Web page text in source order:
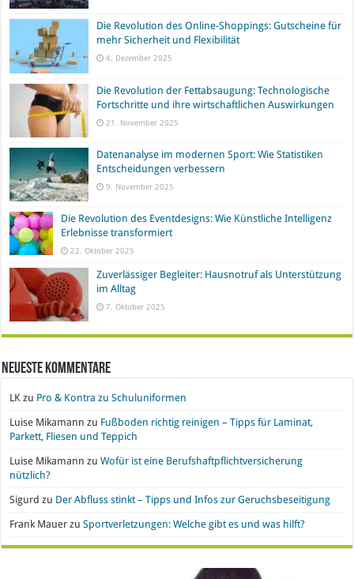
Die Revolution des Online-Shoppings: Gutscheine für
mehr Sicherheit und Flexibilität
4. Dezember 2025
Die Revolution der Fettabsaugung: Technologische
Fortschritte und ihre wirtschaftlichen Auswirkungen
21. November 2025
Datenanalyse im modernen Sport: Wie Statistiken
Entscheidungen verbessern
9. November 2025
Die Revolution des Eventdesigns: Wie Künstliche Intelligenz
Erlebnisse transformiert
22. Oktober 2025
Zuverlässiger Begleiter: Hausnotruf als Unterstützung
im Alltag
7. Oktober 2025
Neueste Kommentare
LK zu Pro & Kontra zu Schuluniformen
Luise Mikamann zu Fußboden richtig reinigen – Tipps für Laminat,
Parkett, Fliesen und Teppich
Luise Mikamann zuWofür ist eine Berufshaftpflichtversicherung
nützlich?
Sigurd zu Der Abfluss stinkt – Tipps und Infos zur Geruchsbeseitigung
Frank Mauer zuSportverletzungen: Welche gibt es und was hilft?